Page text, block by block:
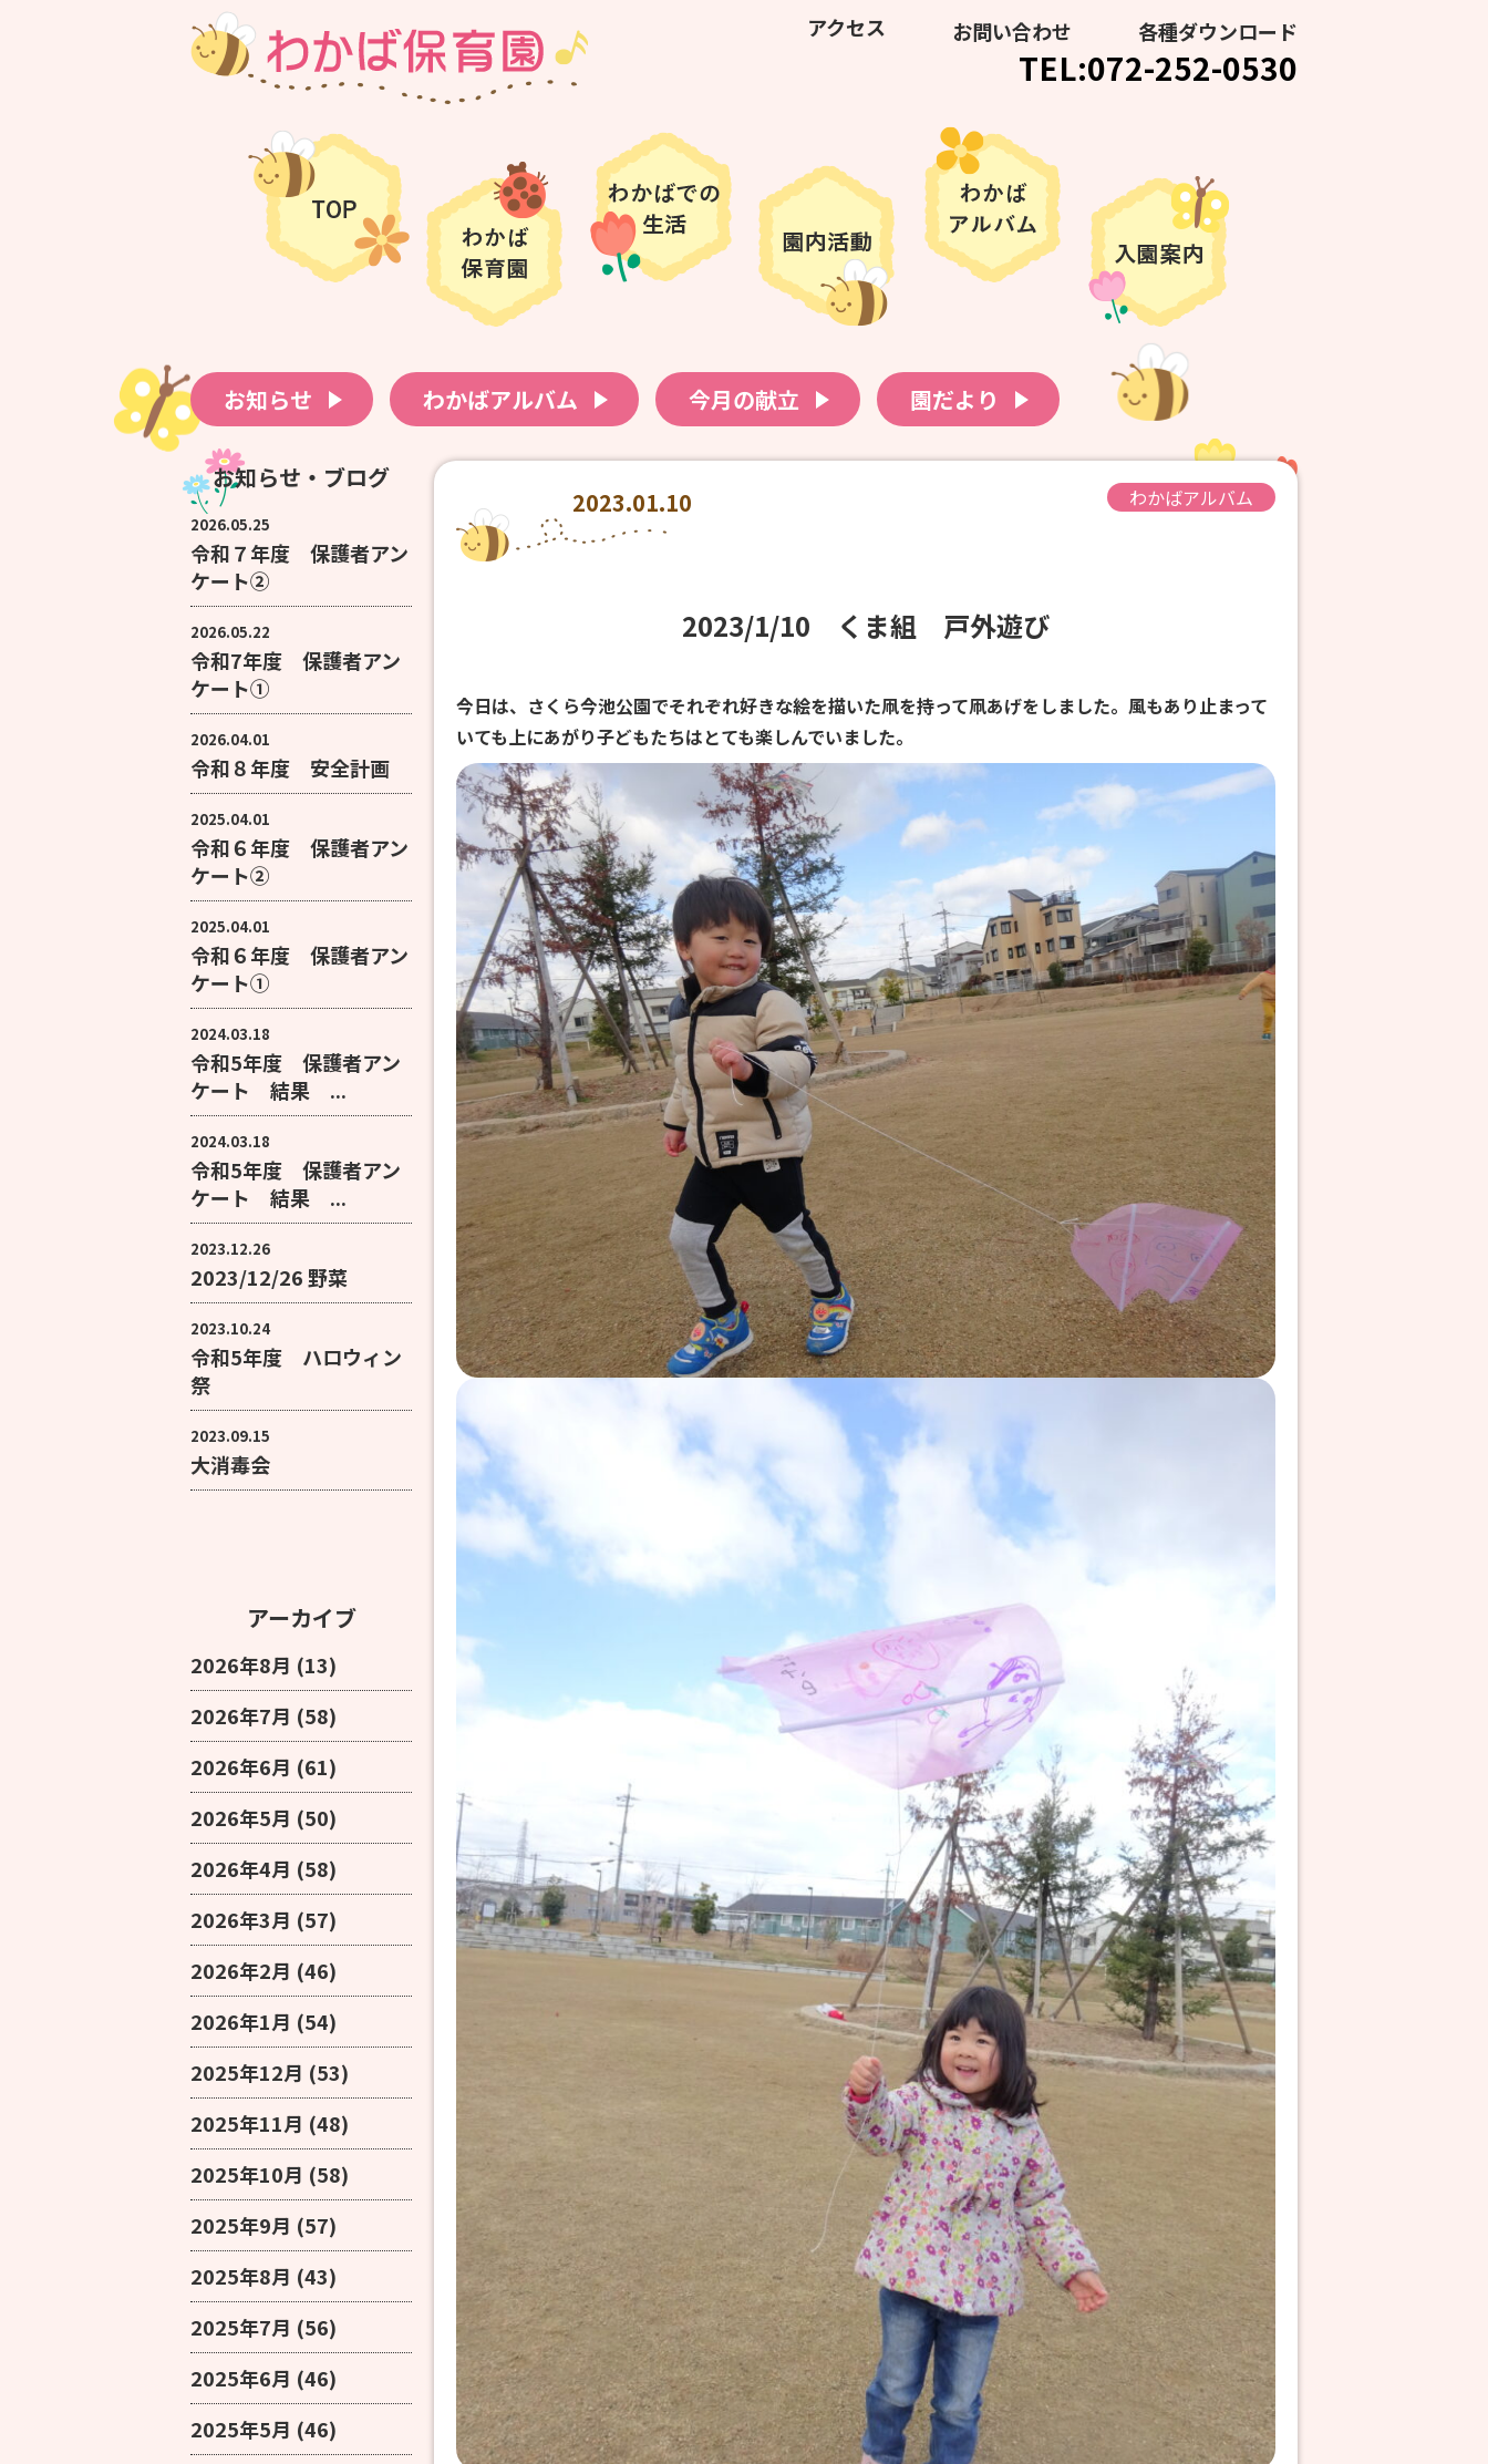
アクセス お問い合わせ 各種ダウンロード
TEL:072-252-0530
お知らせ わかばアルバム 今月の献立 園だより
お知らせ・ブログ
2026.05.25
令和７年度 保護者アン
ケート②
2026.05.22
令和7年度 保護者アン
ケート①
2026.04.01
令和８年度 安全計画
2025.04.01
令和６年度 保護者アン
ケート②
2025.04.01
令和６年度 保護者アン
ケート①
2024.03.18
令和5年度 保護者アン
ケート 結果 ...
2024.03.18
令和5年度 保護者アン
ケート 結果 ...
2023.12.26
2023/12/26 野菜
2023.10.24
令和5年度 ハロウィン
祭
2023.09.15
大消毒会
アーカイブ
2026年8月 (13)
2026年7月 (58)
2026年6月 (61)
2026年5月 (50)
2026年4月 (58)
2026年3月 (57)
2026年2月 (46)
2026年1月 (54)
2025年12月 (53)
2025年11月 (48)
2025年10月 (58)
2025年9月 (57)
2025年8月 (43)
2025年7月 (56)
2025年6月 (46)
2025年5月 (46)
2023.01.10 わかばアルバム
2023/1/10 くま組 戸外遊び
今日は、さくら今池公園でそれぞれ好きな絵を描いた凧を持って凧あげをしました。風もあり止まって
いても上にあがり子どもたちはとても楽しんでいました。